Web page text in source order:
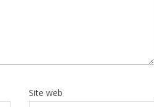
Site web